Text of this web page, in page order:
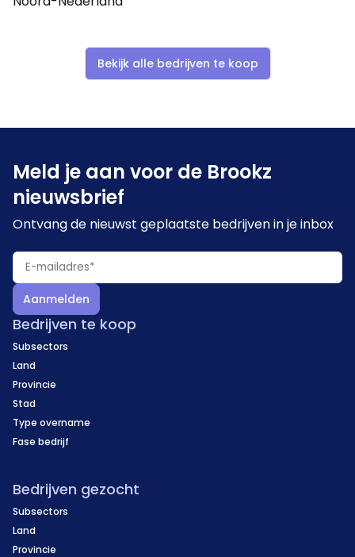
Bekijk alle bedrijven te koop
Meld je aan voor de Brookz
nieuwsbrief
Ontvang de nieuwst geplaatste bedrijven in je inbox
Aanmelden
Bedrijven te koop
Subsectors
Land
Provincie
Stad
Type overname
Fase bedrijf
Bedrijven gezocht
Subsectors
Land
Provincie